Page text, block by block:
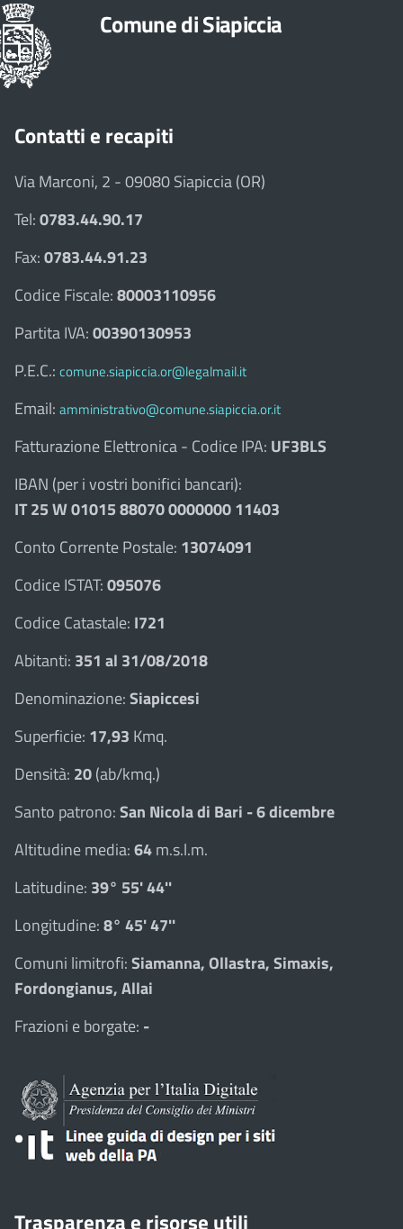
Comune di Siapiccia
Contatti e recapiti
Via Marconi, 2 - 09080 Siapiccia (OR)
Tel:0783.44.90.17
Fax:0783.44.91.23
Codice Fiscale:80003110956
Partita IVA:00390130953
P.E.C.: comune.siapiccia.or@legalmail.it
Email: amministrativo@comune.siapiccia.or.it
Fatturazione Elettronica - Codice IPA: UF3BLS
IBAN (per i vostri bonifici bancari):
IT 25 W 01015 88070 0000000 11403
Conto Corrente Postale: 13074091
Codice ISTAT:095076
Codice Catastale: I721
Abitanti: 351 al 31/08/2018
Denominazione:Siapiccesi
Superficie: 17,93 Kmq.
Densità: 20(ab/kmq.)
Santo patrono:San Nicola di Bari - 6 dicembre
Altitudine media:64m.s.l.m.
Latitudine: 39° 55' 44''
Longitudine:8° 45' 47''
Comuni limitrofi:Siamanna, Ollastra, Simaxis,
Fordongianus, Allai
Frazioni e borgate: -
Trasparenza e risorse utili